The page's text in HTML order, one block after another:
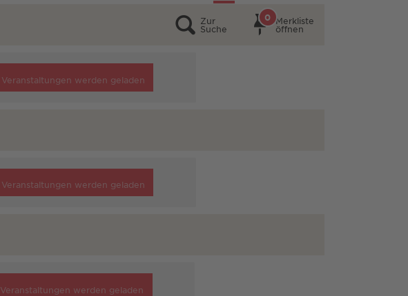
Zur
Suche
Merkliste
öffnen
0
Veranstaltungen werden geladen
Veranstaltungen werden geladen
Veranstaltungen werden geladen